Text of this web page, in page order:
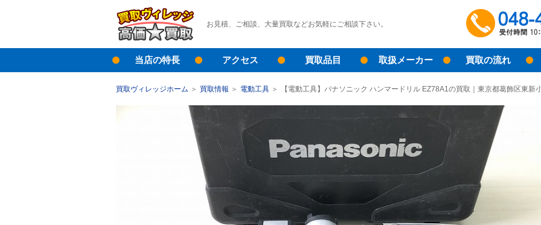
お見積、ご相談、大量買取などお気軽にご相談下さい。
当店の特長 アクセス 買取品目 取扱メーカー 買取の流れ
買取ヴィレッジホーム 買取情報 電動工具 【電動工具】パナソニック ハンマードリル EZ78A1の買取｜東京都葛飾区東新